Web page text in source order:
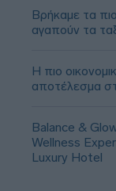
Βρήκαμε τα
αγαπούν τα
Η πιο
αποτέλεσμα
Balance &
Wellness
Luxury Hotel